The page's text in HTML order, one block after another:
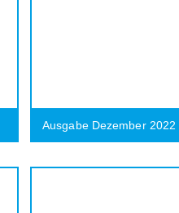
Ausgabe Dezember 2022